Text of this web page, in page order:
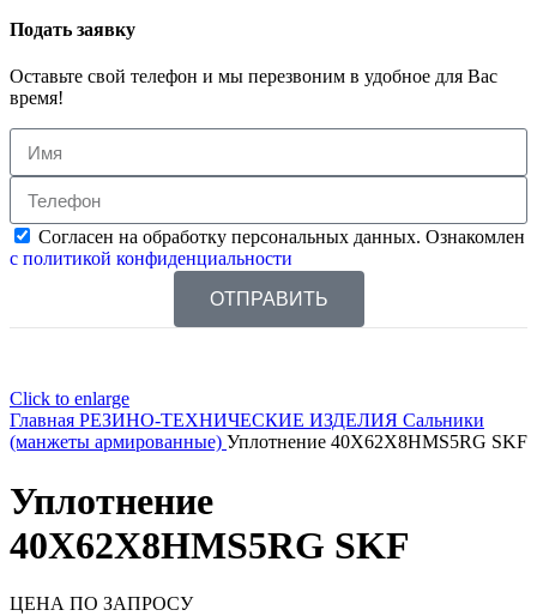
Подать заявку
Оставьте свой телефон и мы перезвоним в удобное для Вас
время!
Согласен на обработку персональных данных. Ознакомлен
с политикой конфиденциальности
ОТПРАВИТЬ
Click to enlarge
Главная РЕЗИНО-ТЕХНИЧЕСКИЕ ИЗДЕЛИЯ Сальники
(манжеты армированные) Уплотнение 40X62X8HMS5RG SKF
Уплотнение
40X62X8HMS5RG SKF
ЦЕНА ПО ЗАПРОСУ